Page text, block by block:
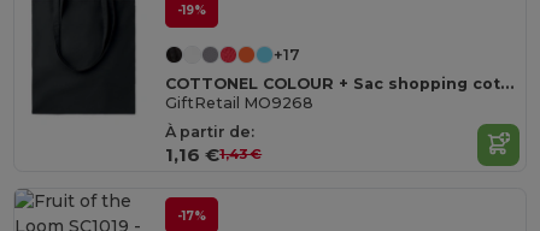
-19%
+17
COTTONEL COLOUR + Sac shopping coton 140gr/m²
GiftRetail MO9268
À partir de:
1,16 €1,43 €
-17%